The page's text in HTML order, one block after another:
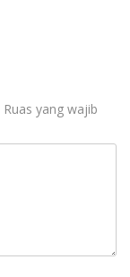
Ruas yang wajib